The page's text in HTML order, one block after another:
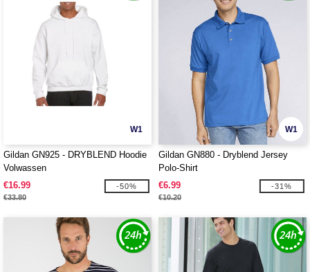
W1
Gildan GN925 - DRYBLEND Hoodie
Volwassen
€16.99
€33.80
-50%
W1
Gildan GN880 - Dryblend Jersey
Polo-Shirt
€6.99
€10.20
-31%